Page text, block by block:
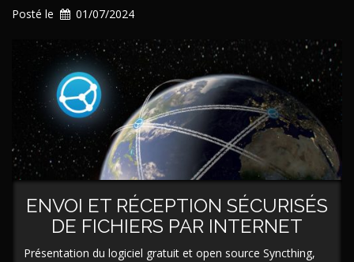
Posté le 01/07/2024
ENVOI ET RÉCEPTION SÉCURISÉS
DE FICHIERS PAR INTERNET
Présentation du logiciel gratuit et open source Syncthing,